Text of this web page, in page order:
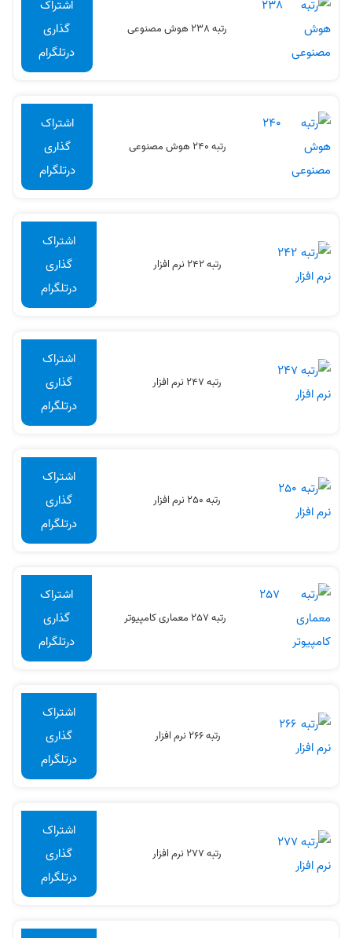
رتبه 238 هوش مصنوعی
اشتراک
گذاری
درتلگرام
رتبه 240 هوش مصنوعی
اشتراک
گذاری
درتلگرام
رتبه 242 نرم افزار
اشتراک
گذاری
درتلگرام
رتبه 247 نرم افزار
اشتراک
گذاری
درتلگرام
رتبه 250 نرم افزار
اشتراک
گذاری
درتلگرام
رتبه 257 معماری کامپیوتر
اشتراک
گذاری
درتلگرام
رتبه 266 نرم افزار
اشتراک
گذاری
درتلگرام
رتبه 277 نرم افزار
اشتراک
گذاری
درتلگرام